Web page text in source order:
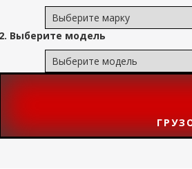
2. Выберите модель